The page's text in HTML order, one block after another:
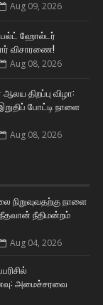
Aug 09, 2026
ஹோல்டர்
விசாரணை!
Aug 08, 2026
ஆலய திறப்பு விழா:
போட்டி நாளை
Aug 08, 2026
நிறுவுவதற்கு நாளை
நீதிமன்றம்
Aug 04, 2026
அமைச்சரவை